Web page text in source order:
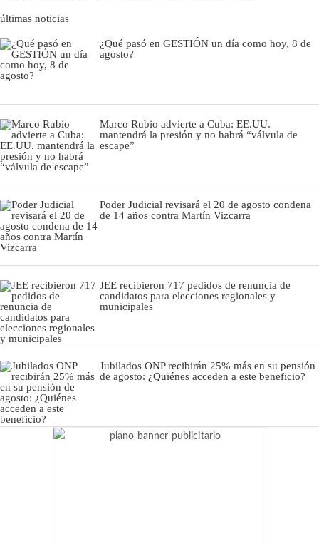
últimas noticias
¿Qué pasó en GESTIÓN un día como hoy, 8 de
agosto?
Marco Rubio advierte a Cuba: EE.UU.
mantendrá la presión y no habrá “válvula de
escape”
Poder Judicial revisará el 20 de agosto condena
de 14 años contra Martín Vizcarra
JEE recibieron 717 pedidos de renuncia de
candidatos para elecciones regionales y
municipales
Jubilados ONP recibirán 25% más en su pensión
de agosto: ¿Quiénes acceden a este beneficio?